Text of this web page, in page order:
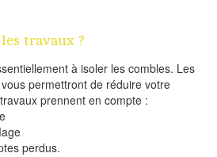
travaux ?
à isoler les combles. Les
permettront de réduire votre
prennent en compte :
perdus.